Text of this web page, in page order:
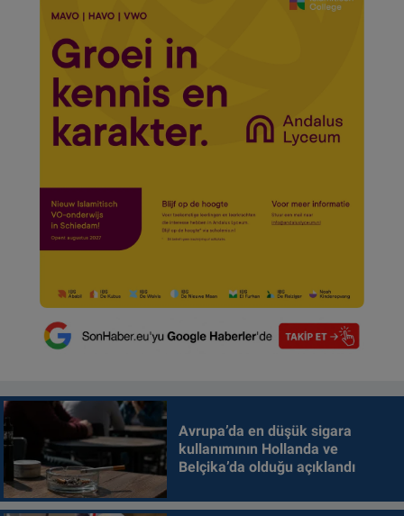
Avrupa’da en düşük sigara
kullanımının Hollanda ve
Belçika’da olduğu açıklandı